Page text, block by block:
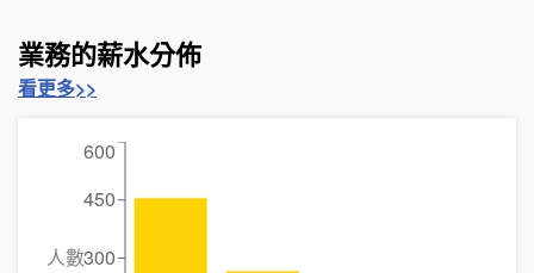
業務的薪水分佈
看更多>>
300
450
600
人數